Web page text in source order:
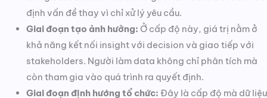
định vấn đề thay vì chỉ xử lý yêu cầu.
Giai đoạn tạo ảnh hưởng: Ở cấp độ này, giá trị nằm ở
khả năng kết nối insight với decision và giao tiếp với
stakeholders. Người làm data không chỉ phân tích mà
còn tham gia vào quá trình ra quyết định.
Giai đoạn định hướng tổ chức: Đây là cấp độ mà dữ liệu